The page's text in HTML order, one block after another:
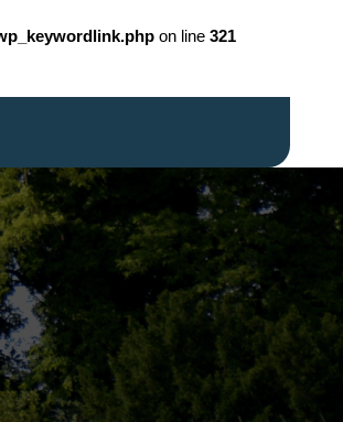
on line 321